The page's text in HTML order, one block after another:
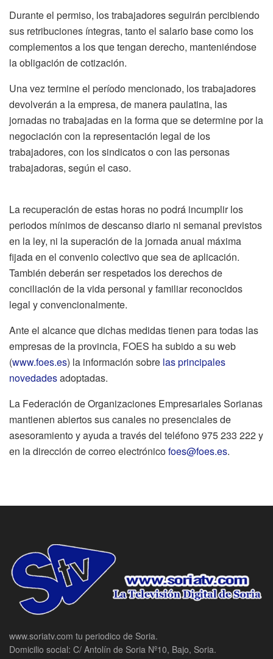
Durante el permiso, los trabajadores seguirán percibiendo
sus retribuciones íntegras, tanto el salario base como los
complementos a los que tengan derecho, manteniéndose
la obligación de cotización.
Una vez termine el período mencionado, los trabajadores
devolverán a la empresa, de manera paulatina, las
jornadas no trabajadas en la forma que se determine por la
negociación con la representación legal de los
trabajadores, con los sindicatos o con las personas
trabajadoras, según el caso.
La recuperación de estas horas no podrá incumplir los
periodos mínimos de descanso diario ni semanal previstos
en la ley, ni la superación de la jornada anual máxima
fijada en el convenio colectivo que sea de aplicación.
También deberán ser respetados los derechos de
conciliación de la vida personal y familiar reconocidos
legal y convencionalmente.
Ante el alcance que dichas medidas tienen para todas las
empresas de la provincia, FOES ha subido a su web
(www.foes.es) la información sobre las principales
novedadesadoptadas.
La Federación de Organizaciones Empresariales Sorianas
mantienen abiertos sus canales no presenciales de
asesoramiento y ayuda a través del teléfono 975 233 222 y
en la dirección de correo electrónicofoes@foes.es.
www.soriatv.com tu periodico de Soria.
Domicilio social: C/ Antolín de Soria Nº10, Bajo, Soria.